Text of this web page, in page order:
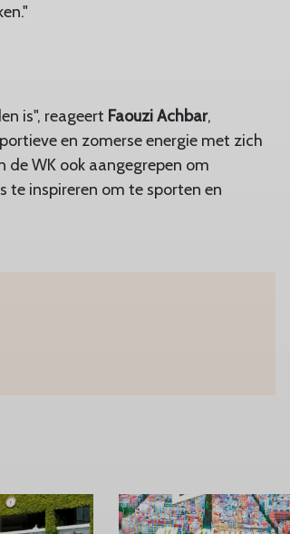
is", reageert Faouzi Achbar,
en zomerse energie met zich
de WK ook aangegrepen om
inspireren om te sporten en